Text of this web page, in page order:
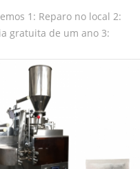
(versão de atualização)
1: Reparo no local 2:
gratuita de um ano 3:
gratuito de máquina